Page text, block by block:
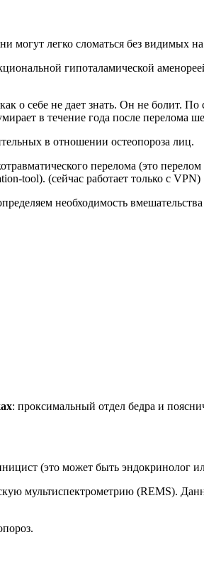
могут легко сломаться без видимых
гипоталамической
о себе не дает знать. Он не болит.
в течение года после перелома
в отношении остеопороза лиц.
перелома (это
tool). (сейчас работает только с VPN)
необходимость
: проксимальный отдел бедра и
(это может быть эндокринолог
мультиспектрометрию (REMS).